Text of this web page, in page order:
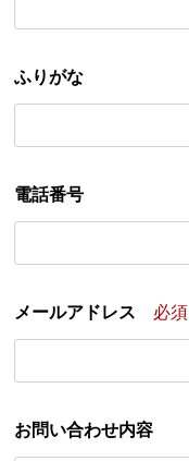
ふりがな
電話番号
メールアドレス 必須
お問い合わせ内容